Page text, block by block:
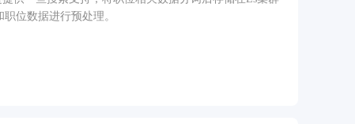
位数据进行预处理。